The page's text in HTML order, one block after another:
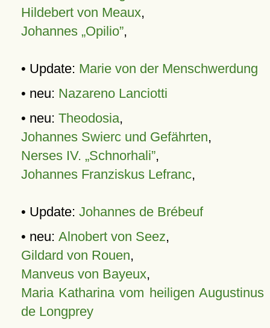
Hildebert von Meaux,
Johannes „Opilio”,
• Update: Marie von der Menschwerdung
• neu: Nazareno Lanciotti
• neu: Theodosia,
Johannes Swierc und Gefährten,
Nerses IV. „Schnorhali”,
Johannes Franziskus Lefranc,
• Update: Johannes de Brébeuf
• neu: Alnobert von Seez,
Gildard von Rouen,
Manveus von Bayeux,
Maria Katharina vom heiligen Augustinus
de Longprey